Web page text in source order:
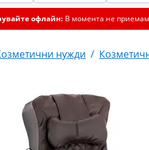
офлайн: В момента не
нужди /